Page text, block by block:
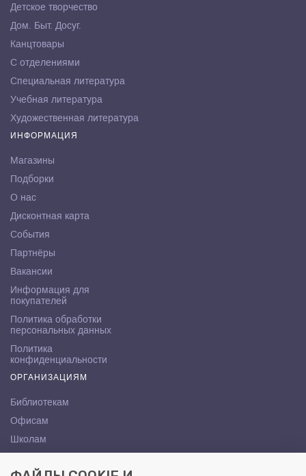
Детское творчество
Дом. Быт. Досуг.
Канцтовары
С отделениями
Специальная литература
Учебная литература
Художественная литература
ИНФОРМАЦИЯ
Магазины
Подборки
О нас
Дисконтная карта
События
Партнёры
Вакансии
Информация для
покупателей
Политика обработки
персональных данных
Политика
конфиденциальности
ОРГАНИЗАЦИЯМ
Библиотекам
Офисам
Школам